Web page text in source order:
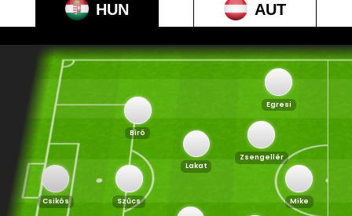
HUN AUT
Csikós Szűcs
Bíró
Lakat
Mike
Zsengellér
Egresi